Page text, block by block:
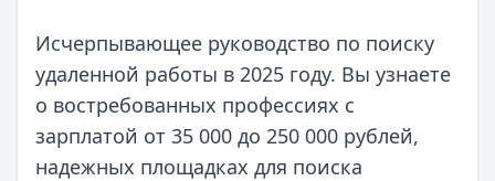
Исчерпывающее руководство по поиску
удаленной работы в 2025 году. Вы узнаете
о востребованных профессиях с
зарплатой от 35 000 до 250 000 рублей,
надежных площадках для поиска